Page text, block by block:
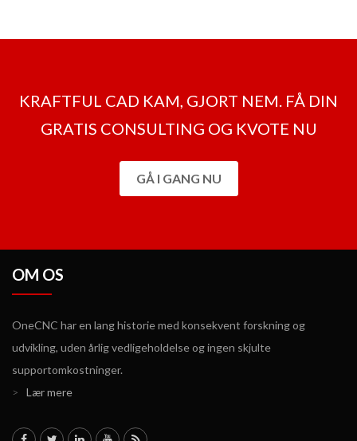
KRAFTFUL CAD KAM, GJORT NEM. FÅ DIN
GRATIS CONSULTING OG KVOTE NU
GÅ I GANG NU
OM OS
OneCNC har en lang historie med konsekvent forskning og
udvikling, uden årlig vedligeholdelse og ingen skjulte
supportomkostninger.
>
Lær mere